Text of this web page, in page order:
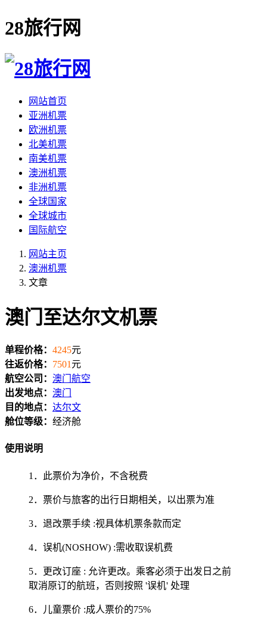
28旅行网
网站首页
亚洲机票
欧洲机票
北美机票
南美机票
澳洲机票
非洲机票
全球国家
全球城市
国际航空
网站主页
澳洲机票
文章
澳门至达尔文机票
单程价格： 4245元
往返价格： 7501 元
航空公司： 澳门航空
出发地点： 澳门
目的地点： 达尔文
舱位等级： 经济舱
使用说明
1．此票价为净价，不含税费
2．票价与旅客的出行日期相关，以出票为准
3．退改票手续 :视具体机票条款而定
4．误机(NOSHOW) :需收取误机费
5．更改订座 : 允许更改。乘客必须于出发日之前
取消原订的航班，否则按照 '误机' 处理
6．儿童票价 :成人票价的75%